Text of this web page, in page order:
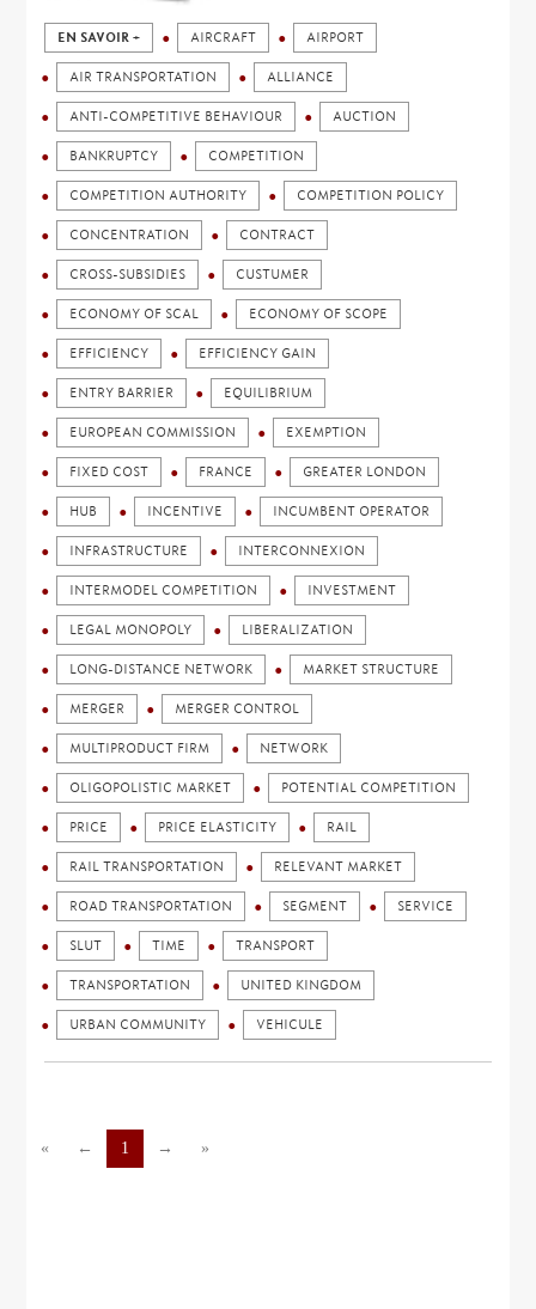
EN SAVOIR + AIRCRAFT AIRPORT
AIR TRANSPORTATION ALLIANCE
ANTI-COMPETITIVE BEHAVIOUR AUCTION
BANKRUPTCY COMPETITION
COMPETITION AUTHORITY COMPETITION POLICY
CONCENTRATION CONTRACT
CROSS-SUBSIDIES CUSTUMER
ECONOMY OF SCAL ECONOMY OF SCOPE
EFFICIENCY EFFICIENCY GAIN
ENTRY BARRIER EQUILIBRIUM
EUROPEAN COMMISSION EXEMPTION
FIXED COST FRANCE GREATER LONDON
HUB INCENTIVE INCUMBENT OPERATOR
INFRASTRUCTURE INTERCONNEXION
INTERMODEL COMPETITION INVESTMENT
LEGAL MONOPOLY LIBERALIZATION
LONG-DISTANCE NETWORK MARKET STRUCTURE
MERGER MERGER CONTROL
MULTIPRODUCT FIRM NETWORK
OLIGOPOLISTIC MARKET POTENTIAL COMPETITION
PRICE PRICE ELASTICITY RAIL
RAIL TRANSPORTATION RELEVANT MARKET
ROAD TRANSPORTATION SEGMENT SERVICE
SLUT TIME TRANSPORT
TRANSPORTATION UNITED KINGDOM
URBAN COMMUNITY VEHICULE
« ← 1 → »